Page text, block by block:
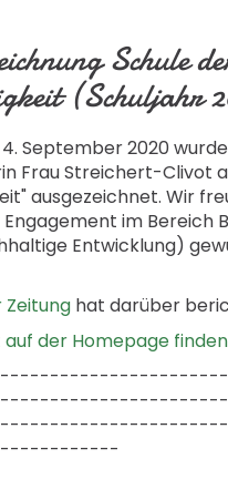
Schule
(Schuljahr
September 2020
Frau Streichert-Clivot
ausgezeichnet. Wir
im Bereich
Entwicklung)
hat darüber
der Homepage